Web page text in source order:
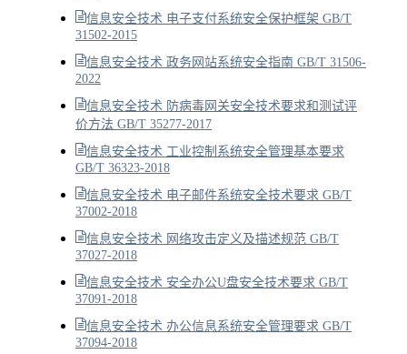
信息安全技术 电子支付系统安全保护框架 GB/T
31502-2015
信息安全技术 政务网站系统安全指南 GB/T 31506-
2022
信息安全技术 防病毒网关安全技术要求和测试评
价方法 GB/T 35277-2017
信息安全技术 工业控制系统安全管理基本要求
GB/T 36323-2018
信息安全技术 电子邮件系统安全技术要求 GB/T
37002-2018
信息安全技术 网络攻击定义及描述规范 GB/T
37027-2018
信息安全技术 安全办公U盘安全技术要求 GB/T
37091-2018
信息安全技术 办公信息系统安全管理要求 GB/T
37094-2018